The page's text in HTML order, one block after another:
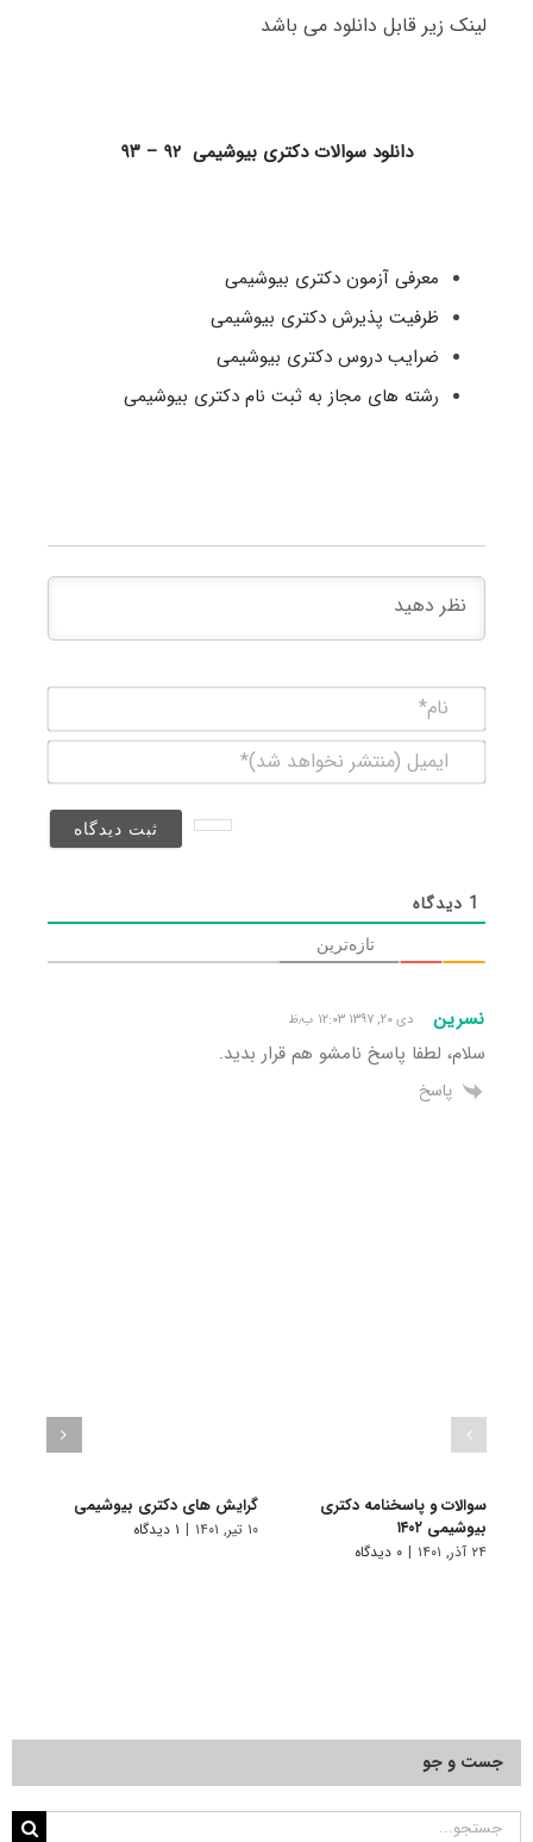
لینک زیر قابل دانلود می باشد
دانلود سوالات دکتری بیوشیمی ۹۲ – ۹۳
معرفی آزمون دکتری بیوشیمی
ظرفیت پذیرش دکتری بیوشیمی
ضرایب دروس دکتری بیوشیمی
رشته های مجاز به ثبت نام دکتری بیوشیمی
(منتشر
1 دیدگاه
تازه‌ترین
نسرین دی ۲۰, ۱۳۹۷ ۱۲:۰۳ ب٫ظ
سلام، لطفا پاسخ نامشو هم قرار بدید.
پاسخ
سوالات و پاسخنامه دکتری
بیوشیمی ۱۴۰۲
۲۴ آذر, ۱۴۰۱ | ۰ دیدگاه
گرایش های دکتری ﺑﻴﻮشیمی
۱۰ تیر, ۱۴۰۱ | ۱ دیدگاه
جست و جو
جستجو